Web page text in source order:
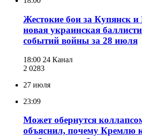
Жестокие бои за Купянск и
новая украинская
событий войны за 28 июля
18:00 24 Канал
2 0283
27 июля
23:09
Может обернутся
объяснил, почему Кремлю